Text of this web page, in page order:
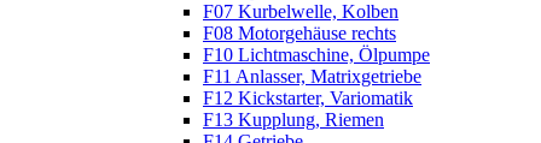
F07 Kurbelwelle, Kolben
F08 Motorgehäuse rechts
F10 Lichtmaschine, Ölpumpe
F11 Anlasser, Matrixgetriebe
F12 Kickstarter, Variomatik
F13 Kupplung, Riemen